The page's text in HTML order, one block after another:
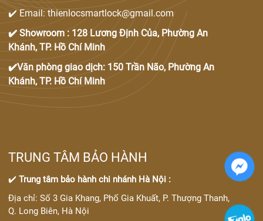
✔️ Email: thienlocsmartlock@gmail.com
✔️ Showroom : 128 Lương Định Của, Phường An
Khánh, TP. Hồ Chí Minh
✔️Văn phòng giao dịch: 150 Trần Não, Phường An
Khánh, TP. Hồ Chí Minh
TRUNG TÂM BẢO HÀNH
✔️Trung tâm bảo hành chi nhánh Hà Nội :
Địa chỉ: Số 3 Gia Khang, Phố Gia Khuất, P. Thượng Thanh,
Q. Long Biên, Hà Nội